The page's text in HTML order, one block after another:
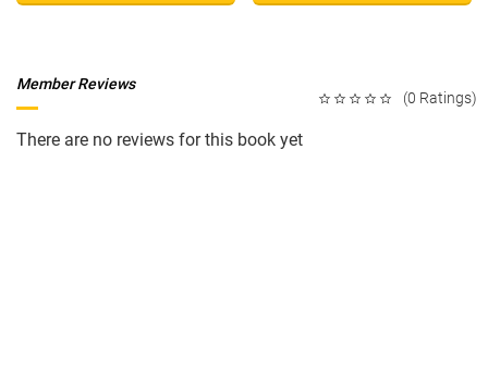
(0 Ratings)
Member Reviews
There are no reviews for this book yet